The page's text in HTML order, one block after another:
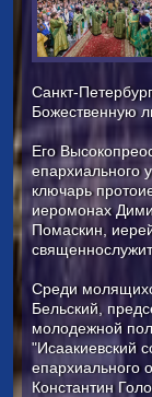
Санкт-
Божественную
Его
епархиального
ключарь
иеромонах
Помаскин,
Среди
Бельский,
молодежной
"Исаакиевский
епархиального
Константин